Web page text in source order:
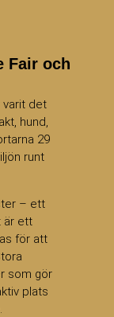
Fair och
varit det
hund,
29
runt
– ett
är ett
för att
som gör
plats